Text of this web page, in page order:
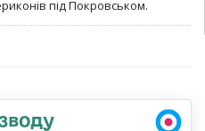
під Покровськом.